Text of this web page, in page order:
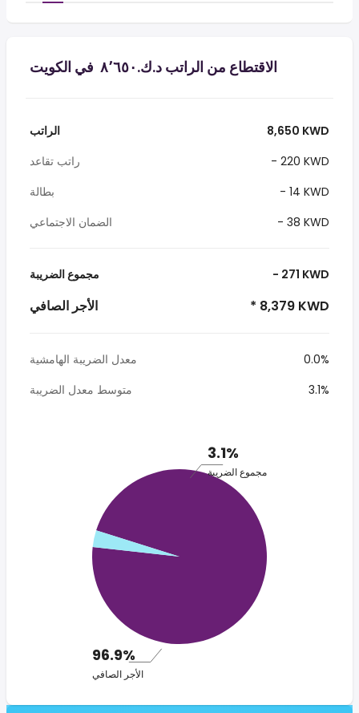
الاقتطاع من الراتب د.ك.‏٨٬٦٥٠ ‏ في الكويت
الراتب
8,650 KWD
راتب تقاعد
- 220 KWD
بطالة
- 14 KWD
الضمان الاجتماعي
- 38 KWD
مجموع الضريبة - 271 KWD
الأجر الصافي * 8,379 KWD
معدل الضريبة الهامشية
0.0%
متوسط معدل الضريبة
3.1%
3.1%
مجموع الضريبة
96.9%
الأجر الصافي